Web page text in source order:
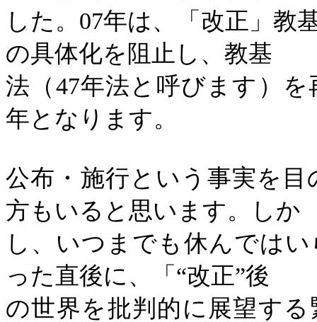
した。 07年は、「改正」教
の具体化を阻止し、教基
法（47年法と呼びます）
年となります。
公布・施行という事実を
方もいると思います。しか
し、いつまでも休んでは
った直後に、「“改正”後
の世界を批判的に展望す